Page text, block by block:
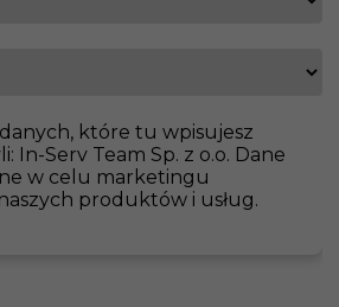
które tu wpisujesz
In-Serv Team Sp. z o.o. Dane
w celu marketingu
produktów i usług.